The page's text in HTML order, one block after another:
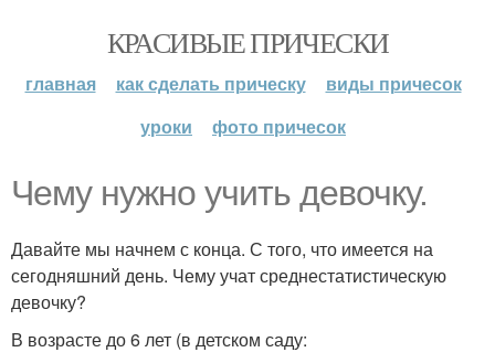
КРАСИВЫЕ ПРИЧЕСКИ
главная как сделать прическу
виды причесок
уроки
фото причесок
Чему нужно учить девочку.
Давайте мы начнем с конца. С того, что имеется на
сегодняшний день. Чему учат среднестатистическую
девочку?
В возрасте до 6 лет (в детском саду: